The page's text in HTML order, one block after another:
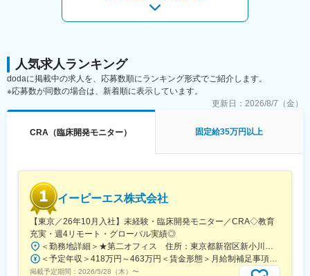
コスト観点から案件獲得を支援
・プロセス改善およびオペレーション効率化を推進し、siteおよび
・規制・GCP・社内SOPに準拠した業務遂行を担保し、監査・査
察対応を
リードまたはサポート
■働き方：
・フレックス勤務可能
■当社について：
・2023年12月31日をもって、株式会社アイコン・ジャパン、
PRAヘルスサイエンス株式会社、PRA開発センター株式会社の3
社を1社に統合し、「ICONクリニカルリサーチ合同会社」（旧・
PRAヘルスサイエンス株式会社）がICONグループ唯一の日本法人
として事業を進めています。
人気求人ランキング
dodaに掲載中の求人を、応募数順にランキング形式でご紹介します。
※応募数が同数の場合は、新着順に表示しています。
更新日： 2026/8/7（金）
CRA（臨床開発モニター） 固定給35万円以上
イーピーエス株式会社
【東京／26年10月入社】未経験・臨床開発モニター／CRA◇教育
充実・週4リモート・グローバル実績◎
掲載予定期間： 2026/5/28（木） 〜